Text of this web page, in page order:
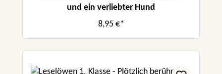
und ein verliebter Hund
8,95 €*